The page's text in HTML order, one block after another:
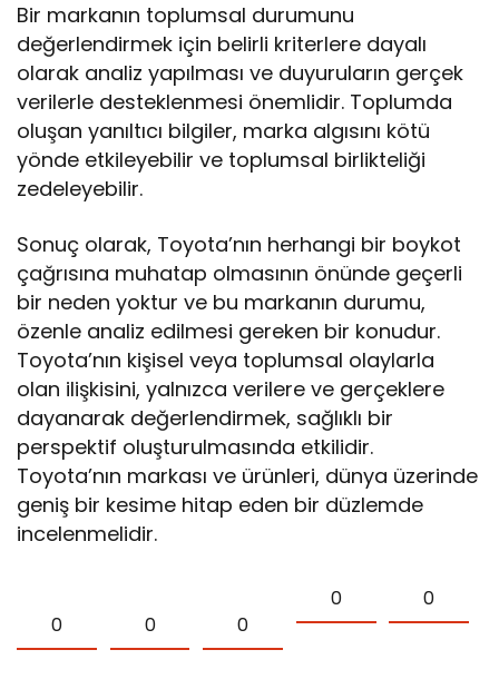
Bir markanın toplumsal durumunu
değerlendirmek için belirli kriterlere dayalı
olarak analiz yapılması ve duyuruların gerçek
verilerle desteklenmesi önemlidir. Toplumda
oluşan yanıltıcı bilgiler, marka algısını kötü
yönde etkileyebilir ve toplumsal birlikteliği
zedeleyebilir.
Sonuç olarak, Toyota’nın herhangi bir boykot
çağrısına muhatap olmasının önünde geçerli
bir neden yoktur ve bu markanın durumu,
özenle analiz edilmesi gereken bir konudur.
Toyota’nın kişisel veya toplumsal olaylarla
olan ilişkisini, yalnızca verilere ve gerçeklere
dayanarak değerlendirmek, sağlıklı bir
perspektif oluşturulmasında etkilidir.
Toyota’nın markası ve ürünleri, dünya üzerinde
geniş bir kesime hitap eden bir düzlemde
incelenmelidir.
0 0 0
0 0